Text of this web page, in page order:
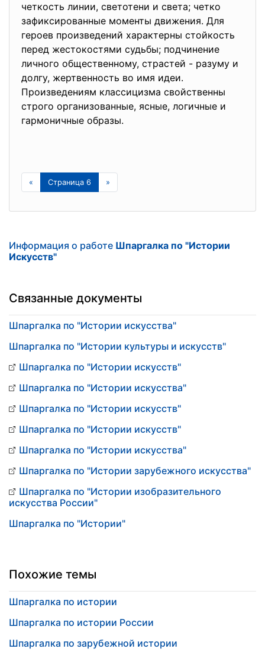
четкость линии, светотени и света; четко
зафиксированные моменты движения. Для
героев произведений характерны стойкость
перед жестокостями судьбы; подчинение
личного общественному, страстей - разуму и
долгу, жертвенность во имя идеи.
Произведениям классицизма свойственны
строго организованные, ясные, логичные и
гармоничные образы.
« Страница 6 »
Информация о работе Шпаргалка по "Истории
Искусств"
Связанные документы
Шпаргалка по "Истории искусства"
Шпаргалка по "Истории культуры и искусств"
Шпаргалка по "Истории искусств"
Шпаргалка по "Истории искусства"
Шпаргалка по "Истории искусств"
Шпаргалка по "Истории искусств"
Шпаргалка по "Истории искусства"
Шпаргалка по "Истории зарубежного искусства"
Шпаргалка по "Истории изобразительного
искусства России"
Шпаргалка по "Истории"
Похожие темы
Шпаргалка по истории
Шпаргалка по истории России
Шпаргалка по зарубежной истории